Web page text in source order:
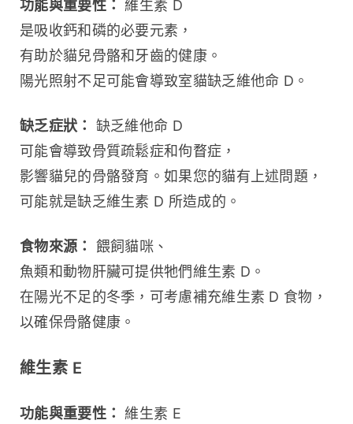
功能與重要性： 維生素 D
是吸收鈣和磷的必要元素，
有助於貓兒骨骼和牙齒的健康。
陽光照射不足可能會導致室貓缺乏維他命 D。
缺乏症狀：
缺乏維他命 D
可能會導致骨質疏鬆症和佝瞀症，
影響貓兒的骨骼發育。如果您的貓有上述問題，
可能就是缺乏維生素 D 所造成的。
食物來源：
餵飼貓咪、
魚類和動物肝臟可提供牠們維生素 D。
在陽光不足的冬季，可考慮補充維生素 D 食物，
以確保骨骼健康。
維生素 E
功能與重要性： 維生素 E